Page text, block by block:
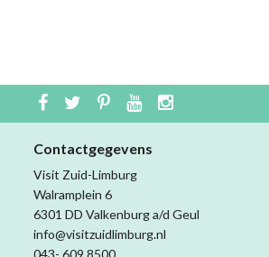
Contactgegevens
Visit Zuid-Limburg
Walramplein 6
6301 DD Valkenburg a/d Geul
info@visitzuidlimburg.nl